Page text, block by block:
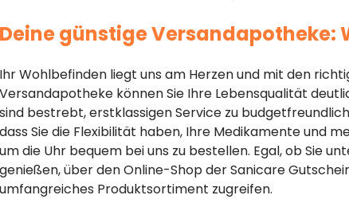
Deine günstige Versandapotheke:
Ihr Wohlbefinden liegt uns am Herzen und mit den
Versandapotheke können Sie Ihre Lebensqualität
sind bestrebt, erstklassigen Service zu
dass Sie die Flexibilität haben, Ihre Medikamente und
um die Uhr bequem bei uns zu bestellen. Egal, ob Sie
genießen, über den Online-Shop der Sanicare
umfangreiches Produktsortiment zugreifen.